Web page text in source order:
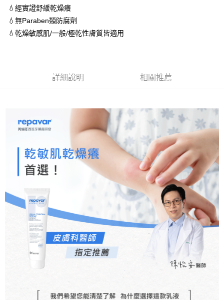
每筆NT$60，滿NT$1,500(含以上)免運費
付款後7-11取貨
每筆NT$60，滿NT$1,500(含以上)免運費
💧經實證舒緩乾燥癢
💧無Paraben類防腐劑
💧乾燥敏感肌/一般/極乾性膚質皆適用
詳細說明 相關推薦